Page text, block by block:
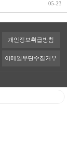
05-23
개인정보취급방침
이메일무단수집거부